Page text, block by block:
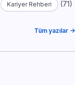
Kariyer Rehberi (71)
Tüm yazılar →